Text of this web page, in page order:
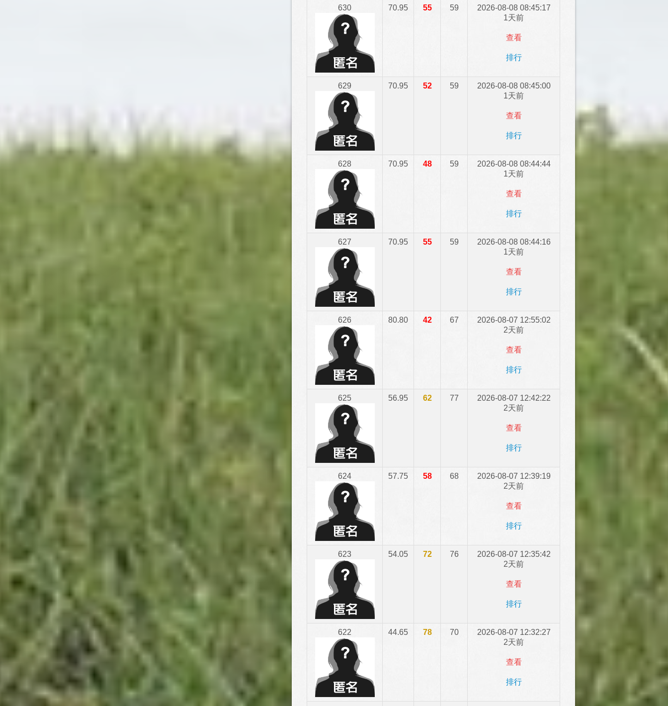
630 70.95 55 59
2026-08-08 08:45:17
1天前
查看
排行
629 70.95 52 59
2026-08-08 08:45:00
1天前
查看
排行
628 70.95 48 59
2026-08-08 08:44:44
1天前
查看
排行
627 70.95 55 59
2026-08-08 08:44:16
1天前
查看
排行
626 80.80 42 67
2026-08-07 12:55:02
2天前
查看
排行
625 56.95 62 77
2026-08-07 12:42:22
2天前
查看
排行
624 57.75 58 68
2026-08-07 12:39:19
2天前
查看
排行
623 54.05 72 76
2026-08-07 12:35:42
2天前
查看
排行
622 44.65 78 70
2026-08-07 12:32:27
2天前
查看
排行